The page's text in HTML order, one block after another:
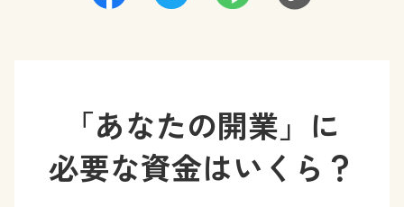
「あなたの開業」に
必要な資金はいくら？